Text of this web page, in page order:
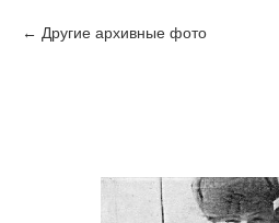
Другие архивные фото